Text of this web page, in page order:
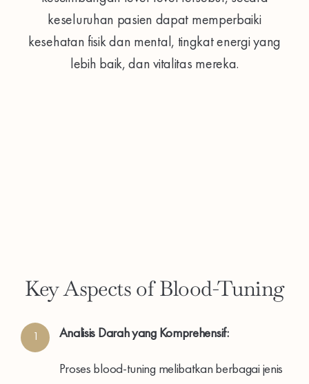
keseluruhan pasien dapat memperbaiki
kesehatan fisik dan mental, tingkat energi yang
lebih baik, dan vitalitas mereka.
Key Aspects of Blood-Tuning
1 Analisis Darah yang Komprehensif:
Proses blood-tuning melibatkan berbagai jenis